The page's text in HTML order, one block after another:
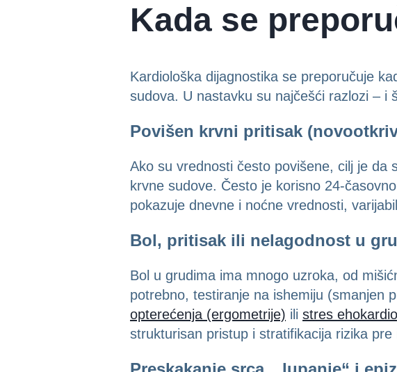
Kada se
Kardiološka dijagnostika se preporučuje
sudova. U nastavku su najčešći razlozi – i
Povišen krvni pritisak
Ako su vrednosti često povišene, cilj je da
krvne sudove. Često je korisno 24-
pokazuje dnevne i noćne vrednosti,
Bol, pritisak ili nelagodnost u
Bol u grudima ima mnogo uzroka, od
potrebno, testiranje na ishemiju (smanjen
opterećenja (ergometrije) ili stres
strukturisan pristup i stratifikacija rizika